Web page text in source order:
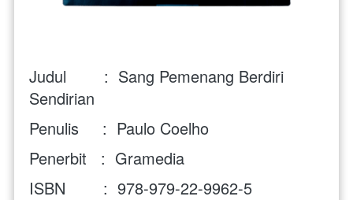
Judul        :  Sang Pemenang Berdiri
Sendirian
Penulis     : Paulo Coelho
Penerbit   :  Gramedia
ISBN        :  978-979-22-9962-5